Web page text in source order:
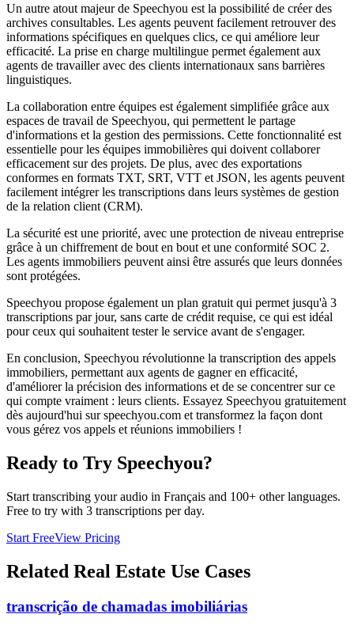
Un autre atout majeur de Speechyou est la possibilité de créer des
archives consultables. Les agents peuvent facilement retrouver des
informations spécifiques en quelques clics, ce qui améliore leur
efficacité. La prise en charge multilingue permet également aux
agents de travailler avec des clients internationaux sans barrières
linguistiques.
La collaboration entre équipes est également simplifiée grâce aux
espaces de travail de Speechyou, qui permettent le partage
d'informations et la gestion des permissions. Cette fonctionnalité est
essentielle pour les équipes immobilières qui doivent collaborer
efficacement sur des projets. De plus, avec des exportations
conformes en formats TXT, SRT, VTT et JSON, les agents peuvent
facilement intégrer les transcriptions dans leurs systèmes de gestion
de la relation client (CRM).
La sécurité est une priorité, avec une protection de niveau entreprise
grâce à un chiffrement de bout en bout et une conformité SOC 2.
Les agents immobiliers peuvent ainsi être assurés que leurs données
sont protégées.
Speechyou propose également un plan gratuit qui permet jusqu'à 3
transcriptions par jour, sans carte de crédit requise, ce qui est idéal
pour ceux qui souhaitent tester le service avant de s'engager.
En conclusion, Speechyou révolutionne la transcription des appels
immobiliers, permettant aux agents de gagner en efficacité,
d'améliorer la précision des informations et de se concentrer sur ce
qui compte vraiment : leurs clients. Essayez Speechyou gratuitement
dès aujourd'hui sur speechyou.com et transformez la façon dont
vous gérez vos appels et réunions immobiliers !
Ready to Try Speechyou?
Start transcribing your audio in Français and 100+ other languages.
Free to try with 3 transcriptions per day.
Start FreeView Pricing
Related Real Estate Use Cases
transcrição de chamadas imobiliárias